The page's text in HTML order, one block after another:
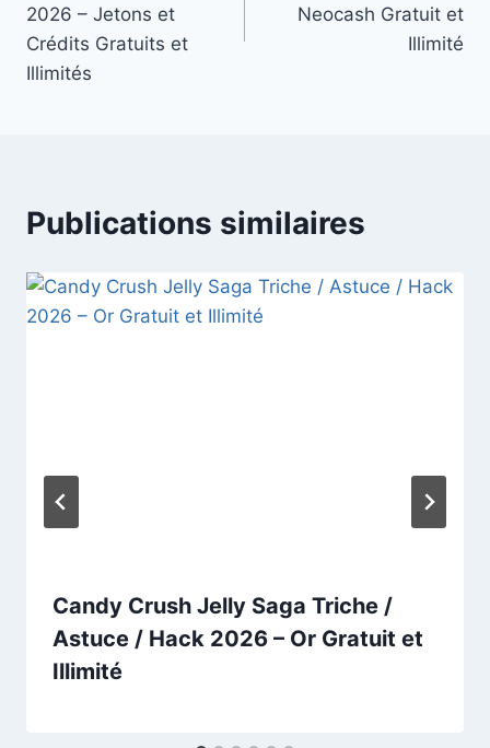
l’article
2026 – Jetons et
Crédits Gratuits et
Illimités
Neocash Gratuit et
Illimité
Publications similaires
Candy Crush Jelly Saga Triche /
Astuce / Hack 2026 – Or Gratuit et
Illimité